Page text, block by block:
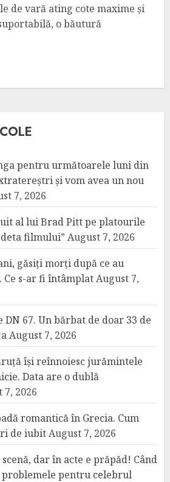
de vară ating cote maxime și
o băutură
pentru următoarele luni din
și vom avea un nou
7, 2026
al lui Brad Pitt pe platourile
filmului” August 7, 2026
găsiți morți după ce au
s-ar fi întâmplatAugust 7,
67. Un bărbat de doar 33 de
August 7, 2026
își reînnoiesc jurămintele
Data are o dublă
7, 2026
romantică în Grecia. Cum
de iubitAugust 7, 2026
dar în acte e prăpăd! Când
problemele pentru celebrul